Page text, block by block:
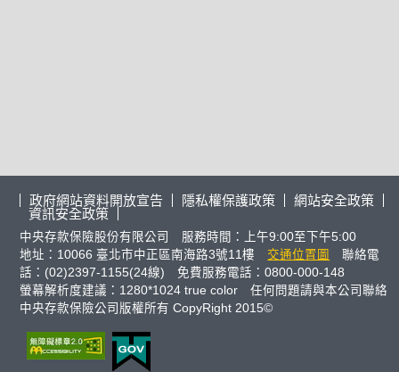
政府網站資料開放宣告 隱私權保護政策
網站安全政策
資訊安全政策
中央存款保險股份有限公司 服務時間：上午9:00至下午5:00
地址：10066 臺北市中正區南海路3號11樓
交通位置圖
聯絡電
話：(02)2397-1155(24線) 免費服務電話：0800-000-148
螢幕解析度建議：1280*1024 true color 任何問題請與本公司聯絡
中央存款保險公司版權所有 CopyRight 2015©